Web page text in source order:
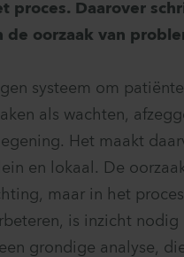
proces. Daarover
oorzaak van
systeem om
als wachten,
Het maakt
en lokaal. De
maar in het
is inzicht
grondige analyse,